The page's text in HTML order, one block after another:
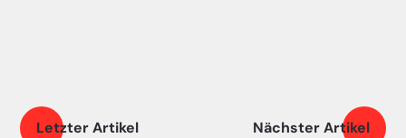
Letzter Artikel Nächster Artikel